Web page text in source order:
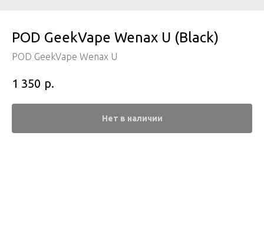
POD GeekVape Wenax U (Black)
POD GeekVape Wenax U
1 350 р.
Нет в наличии